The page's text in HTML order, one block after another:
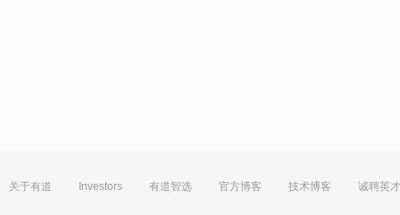
关于有道 Investors 有道智选 官方博客 技术博客 诚聘英才